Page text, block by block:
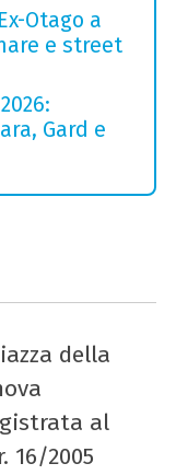
Otago a
e street
Gard e
della
al
16/2005